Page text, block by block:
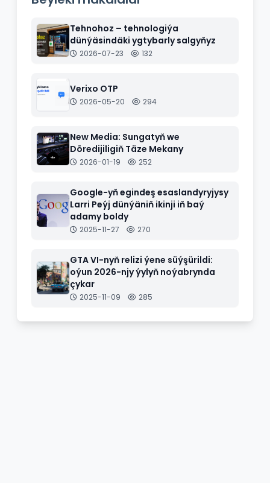
Tehnohoz – tehnologiýa
dünýäsindäki ygtybarly salgyňyz
2026-07-23 132
Verixo OTP
2026-05-20 294
New Media: Sungatyň we
Döredijiligiň Täze Mekany
2026-01-19 252
Google-yň egindeş esaslandyryjysy
Larri Peýj dünýäniň ikinji iň baý
adamy boldy
2025-11-27 270
GTA VI-nyň relizi ýene süýşürildi:
oýun 2026-njy ýylyň noýabrynda
çykar
2025-11-09 285